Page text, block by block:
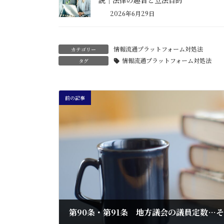
2026年6月29日
カテゴリー 情報流通プラットフォーム対処法
タグ 情報流通プラットフォーム対処法
前の記事